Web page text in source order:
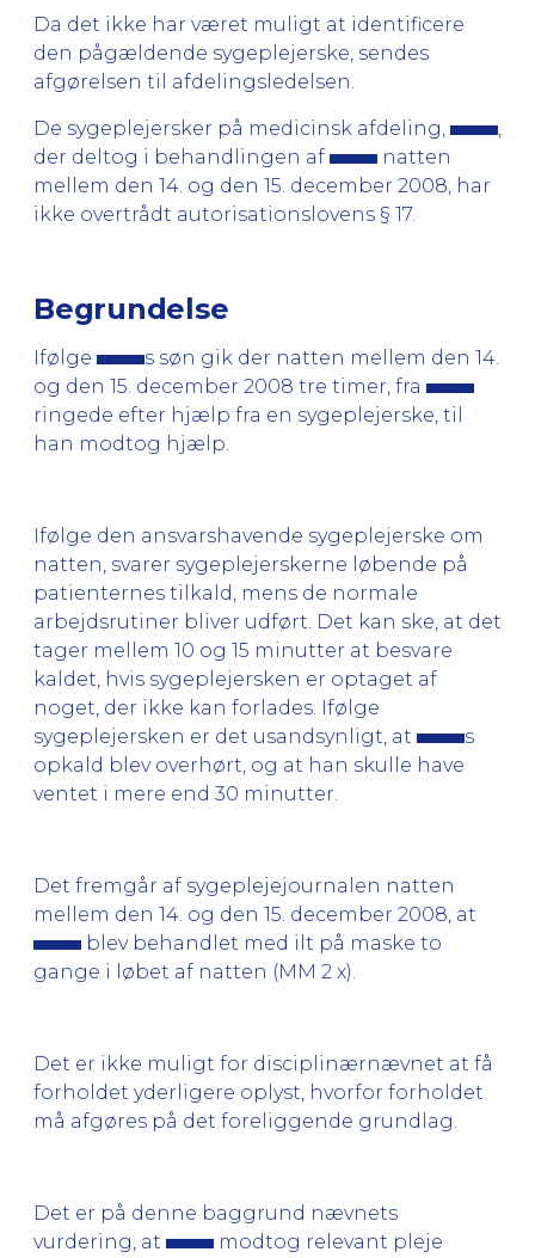
Da det ikke har været muligt at identificere
den pågældende sygeplejerske, sendes
afgørelsen til afdelingsledelsen.
De sygeplejersker på medicinsk afdeling,
der deltog i behandlingen af
natten
mellem den 14. og den 15. december 2008, har
ikke overtrådt autorisationslovens § 17.
Begrundelse
Ifølge
s søn gik der natten mellem den 14.
og den 15. december 2008 tre timer, fra
ringede efter hjælp fra en sygeplejerske, til
han modtog hjælp.
Ifølge den ansvarshavende sygeplejerske om
natten, svarer sygeplejerskerne løbende på
patienternes tilkald, mens de normale
arbejdsrutiner bliver udført. Det kan ske, at det
tager mellem 10 og 15 minutter at besvare
kaldet, hvis sygeplejersken er optaget af
noget, der ikke kan forlades. Ifølge
sygeplejersken er det usandsynligt, at
s
opkald blev overhørt, og at han skulle have
ventet i mere end 30 minutter.
Det fremgår af sygeplejejournalen natten
mellem den 14. og den 15. december 2008, at
blev behandlet med ilt på maske to
gange i løbet af natten (MM 2 x).
Det er ikke muligt for disciplinærnævnet at få
forholdet yderligere oplyst, hvorfor forholdet
må afgøres på det foreliggende grundlag.
Det er på denne baggrund nævnets
vurdering, at
modtog relevant pleje